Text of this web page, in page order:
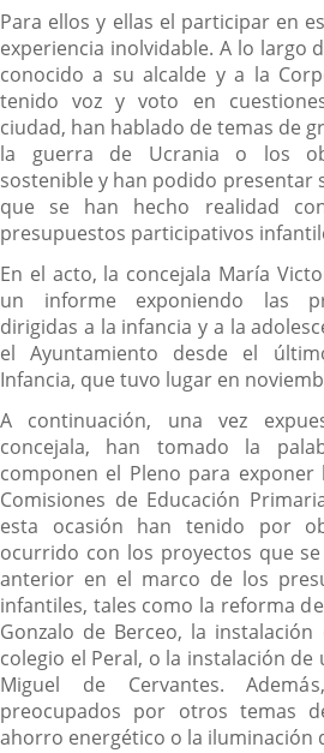
Para ellos y ellas el participar en
experiencia inolvidable. A lo largo
conocido a su alcalde y a la
tenido voz y voto en
ciudad, han hablado de temas de
la guerra de Ucrania o los
sostenible y han podido presentar
que se han hecho realidad
presupuestos participativos
En el acto, la concejala María
un informe exponiendo las
dirigidas a la infancia y a la
el Ayuntamiento desde el
Infancia, que tuvo lugar en
A continuación, una vez
concejala, han tomado la
componen el Pleno para exponer
Comisiones de Educación
esta ocasión han tenido por
ocurrido con los proyectos que
anterior en el marco de los
infantiles, tales como la reforma
Gonzalo de Berceo, la
colegio el Peral, o la instalación
Miguel de Cervantes.
preocupados por otros temas
ahorro energético o la iluminación